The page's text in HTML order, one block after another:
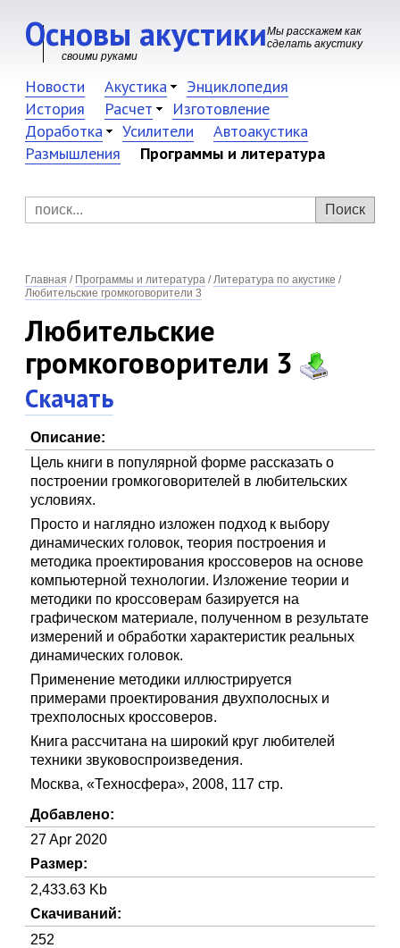
Основы акустикиМы расскажем как
сделать акустику
своими руками
Новости Акустика
Энциклопедия
История
Расчет
Изготовление
Доработка
Усилители
Автоакустика
Размышления
Программы и литература
Главная / Программы и литература / Литература по акустике /
Любительские громкоговорители 3
Любительские
громкоговорители 3
Скачать
Описание:
Цель книги в популярной форме рассказать о
построении громкоговорителей в любительских
условиях.
Просто и наглядно изложен подход к выбору
динамических головок, теория построения и
методика проектирования кроссоверов на основе
компьютерной технологии. Изложение теории и
методики по кроссоверам базируется на
графическом материале, полученном в результате
измерений и обработки характеристик реальных
динамических головок.
Применение методики иллюстрируется
примерами проектирования двухполосных и
трехполосных кроссоверов.
Книга рассчитана на широкий круг любителей
техники звуковоспроизведения.
Москва, «Техносфера», 2008, 117 стр.
Добавлено:
27 Apr 2020
Размер:
2,433.63 Kb
Скачиваний:
252